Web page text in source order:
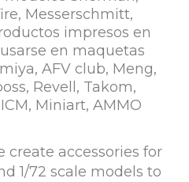
Messerschmitt,
impresos en
en maquetas
AFV club, Meng,
Revell, Takom,
Miniart, AMMO
create accessories for
1/72 scale models to